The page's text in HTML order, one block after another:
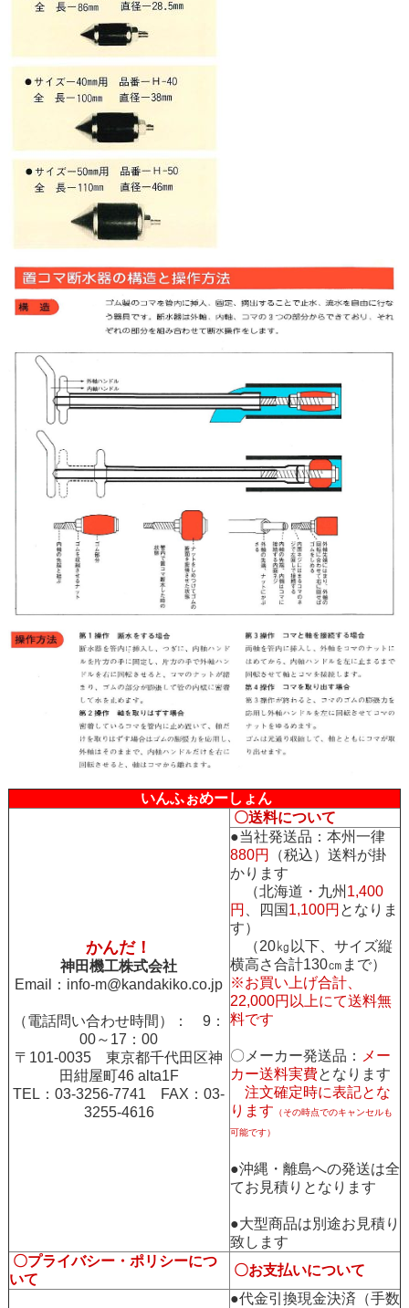
いんふぉめーしょん
かんだ！
神田機工株式会社
Email： info-m@kandakiko.co.jp
（電話問い合わせ時間）： 9：
00～17：00
〒101-0035 東京都千代田区神
田紺屋町46 alta1F
TEL：03-3256-7741 FAX：03-
3255-4616
〇送料について
●当社発送品：本州一律
880円
（税込）送料が掛
かります
（北海道・九州 1,400
円
、四国 1,100円 となりま
す）
（20㎏以下、サイズ縦
横高さ合計130㎝まで）
※お買い上げ合計、
22,000円以上にて送料無
料です
〇メーカー発送品：
メー
カー送料実費となります
注文確定時に表記とな
ります （その時点でのキャンセルも
可能です）
●沖縄・離島への発送は全
てお見積りとなります
●大型商品は別途お見積り
致します
〇プライバシー・ポリシーにつ
いて
〇お支払いについて
●代金引換現金決済（手数